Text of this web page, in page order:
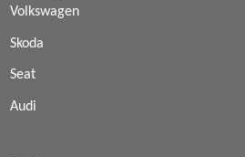
Volkswagen
Skoda
Seat
Audi